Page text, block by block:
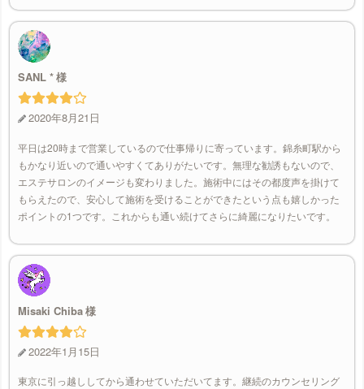
SANL *
2020年8月21日
平日は20時まで営業しているので仕事帰りに寄っています。錦糸町駅から
もかなり近いので通いやすくてありがたいです。無理な勧誘もないので、
エステサロンのイメージも変わりました。施術中にはその都度声を掛けて
もらえたので、安心して施術を受けることができたという点も嬉しかった
ポイントの1つです。これからも通い続けてさらに綺麗になりたいです。
Misaki Chiba
2022年1月15日
東京に引っ越ししてから通わせていただいてます。継続のカウンセリング